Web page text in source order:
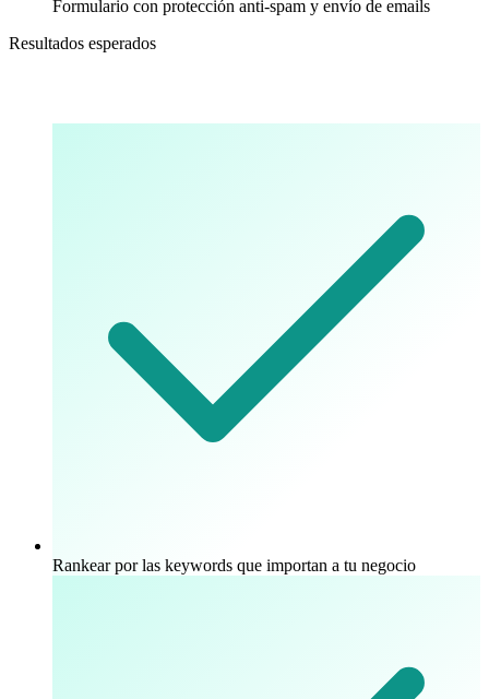
Formulario con protección anti-spam y envío de emails
Resultados esperados
Rankear por las keywords que importan a tu negocio